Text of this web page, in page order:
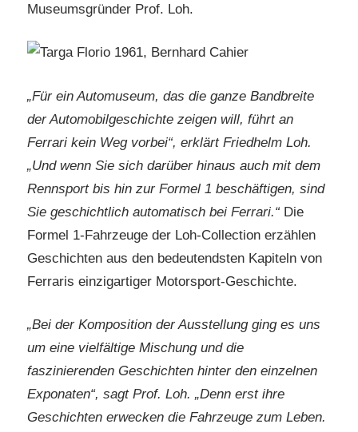
Museumsgründer Prof. Loh.
„Für ein Automuseum, das die ganze Bandbreite
der Automobilgeschichte zeigen will, führt an
Ferrari kein Weg vorbei“, erklärt Friedhelm Loh.
„Und wenn Sie sich darüber hinaus auch mit dem
Rennsport bis hin zur Formel 1 beschäftigen, sind
Sie geschichtlich automatisch bei Ferrari.“ Die
Formel 1-Fahrzeuge der Loh-Collection erzählen
Geschichten aus den bedeutendsten Kapiteln von
Ferraris einzigartiger Motorsport-Geschichte.
„Bei der Komposition der Ausstellung ging es uns
um eine vielfältige Mischung und die
faszinierenden Geschichten hinter den einzelnen
Exponaten“, sagt Prof. Loh. „Denn erst ihre
Geschichten erwecken die Fahrzeuge zum Leben.